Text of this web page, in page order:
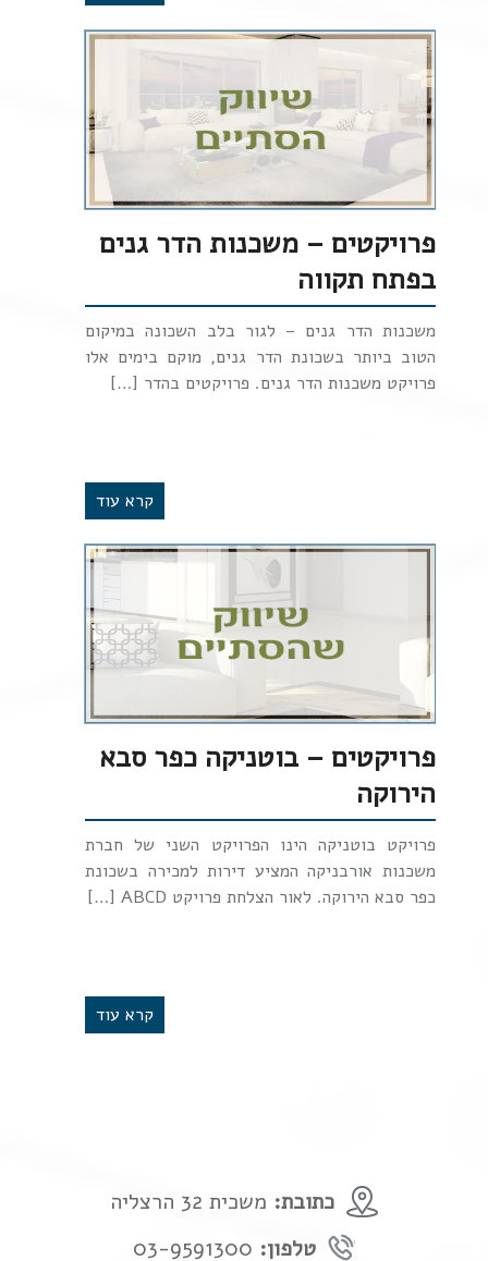
פרויקטים – משכנות הדר גנים
בפתח תקווה
משכנות הדר גנים – לגור בלב השכונה במיקום
הטוב ביותר בשכונת הדר גנים, מוקם בימים אלו
פרויקט משכנות הדר גנים. פרויקטים בהדר […]
קרא עוד
פרויקטים – בוטניקה כפר סבא
הירוקה
פרויקט בוטניקה הינו הפרויקט השני של חברת
משכנות אורבניקה המציע דירות למכירה בשכונת
כפר סבא הירוקה. לאור הצלחת פרויקט ABCD […]
קרא עוד
כתובת: משכית 32 הרצליה
טלפון: